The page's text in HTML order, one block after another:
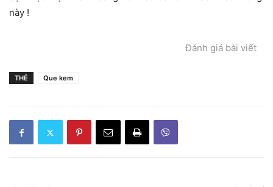
này !
Đánh giá bài viết
THẺ Que kem